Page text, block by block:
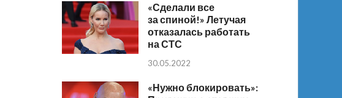
«Сделали все
за спиной!» Летучая
отказалась работать
на СТС
30.05.2022
«Нужно блокировать»: